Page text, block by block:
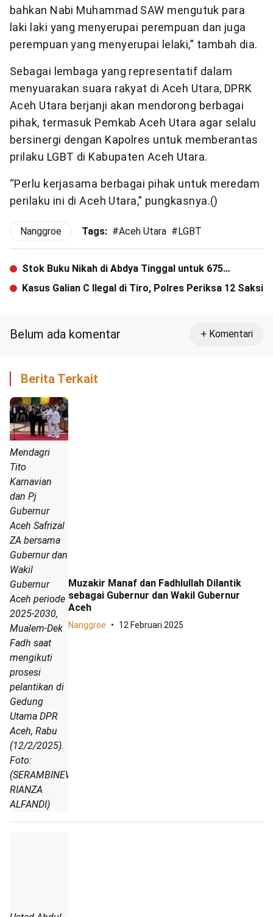
bahkan Nabi Muhammad SAW mengutuk para
laki laki yang menyerupai perempuan dan juga
perempuan yang menyerupai lelaki,” tambah dia.
Sebagai lembaga yang representatif dalam
menyuarakan suara rakyat di Aceh Utara, DPRK
Aceh Utara berjanji akan mendorong berbagai
pihak, termasuk Pemkab Aceh Utara agar selalu
bersinergi dengan Kapolres untuk memberantas
prilaku LGBT di Kabupaten Aceh Utara.
“Perlu kerjasama berbagai pihak untuk meredam
perilaku ini di Aceh Utara,” pungkasnya.()
Nanggroe Tags: #Aceh Utara #LGBT
Stok Buku Nikah di Abdya Tinggal untuk 675
Pasangan
Kasus Galian C Ilegal di Tiro, Polres Periksa 12 Saksi
Belum ada komentar + Komentari
Berita Terkait
Mendagri
Tito
Karnavian
dan Pj
Gubernur
Aceh Safrizal
ZA bersama
Gubernur dan
Wakil
Gubernur
Aceh periode
2025-2030,
Mualem-Dek
Fadh saat
mengikuti
prosesi
pelantikan di
Gedung
Utama DPR
Aceh, Rabu
(12/2/2025).
Foto:
(SERAMBINEWS.COM/
RIANZA
ALFANDI)
Muzakir Manaf dan Fadhlullah Dilantik
sebagai Gubernur dan Wakil Gubernur
Aceh
Nanggroe 12 Februari 2025